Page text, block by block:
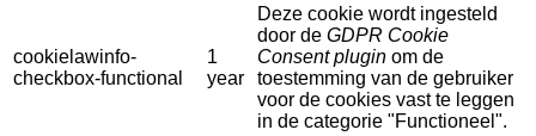
cookielawinfo-
checkbox-functional
1
year
Deze cookie wordt ingesteld
door de GDPR Cookie
Consent plugin om de
toestemming van de gebruiker
voor de cookies vast te leggen
in de categorie "Functioneel".